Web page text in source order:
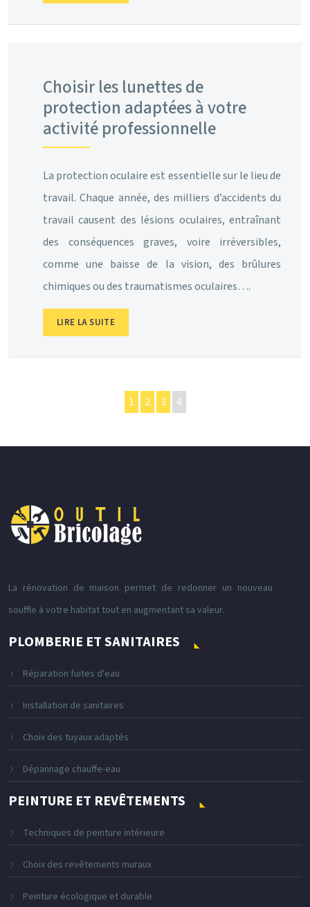
Choisir les lunettes de
protection adaptées à votre
activité professionnelle
La protection oculaire est essentielle sur le lieu de
travail. Chaque année, des milliers d’accidents du
travail causent des lésions oculaires, entraînant
des conséquences graves, voire irréversibles,
comme une baisse de la vision, des brûlures
chimiques ou des traumatismes oculaires….
LIRE LA SUITE
1 2 3 4
La rénovation de maison permet de redonner un nouveau
souffle à votre habitat tout en augmentant sa valeur.
PLOMBERIE ET SANITAIRES
Réparation fuites d'eau
Installation de sanitaires
Choix des tuyaux adaptés
Dépannage chauffe-eau
PEINTURE ET REVÊTEMENTS
Techniques de peinture intérieure
Choix des revêtements muraux
Peinture écologique et durable